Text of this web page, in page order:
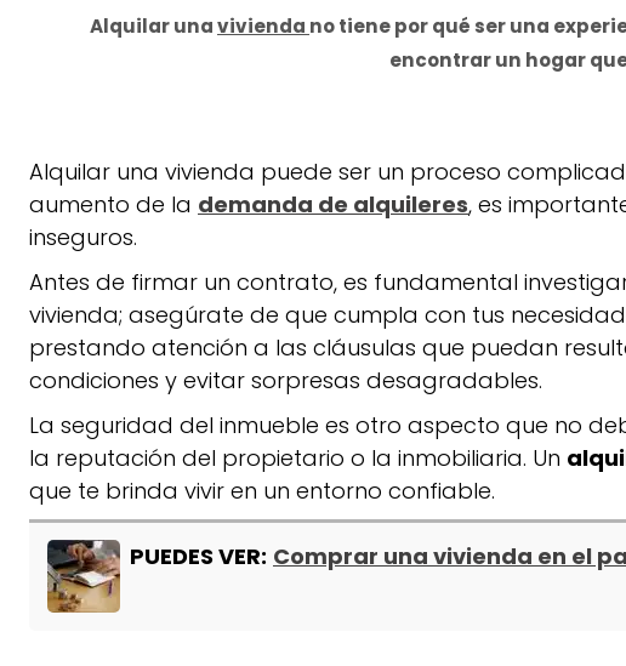
Alquilar unavivienda no tiene por qué ser una
encontrar un hogar
Alquilar una vivienda puede ser un proceso
aumento de la demanda de alquileres, es
inseguros.
Antes de firmar un contrato, es fundamental
vivienda; asegúrate de que cumpla con tus
prestando atención a las cláusulas que puedan
condiciones y evitar sorpresas desagradables.
La seguridad del inmueble es otro aspecto que no
la reputación del propietario o la inmobiliaria. Un
que te brinda vivir en un entorno confiable.
PUEDES VER: Comprar una vivienda en el